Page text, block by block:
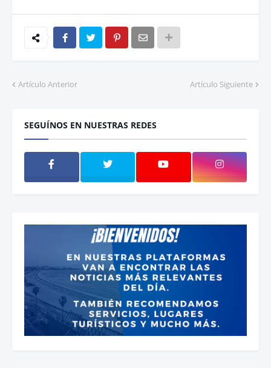
Artículo Anterior Artículo Siguiente
SEGUÍNOS EN NUESTRAS REDES